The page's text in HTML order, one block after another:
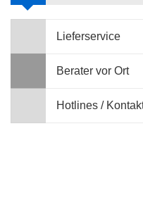
Lieferservice
Berater vor Ort
Hotlines /